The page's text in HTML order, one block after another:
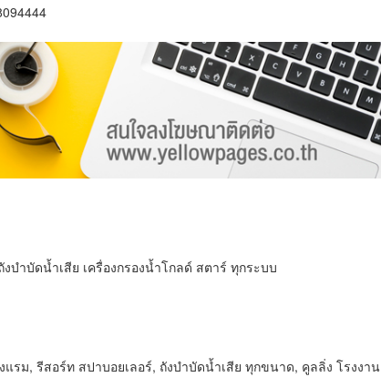
บำบัดน้ำเสีย เครื่องกรองน้ำโกลด์ สตาร์ ทุกระบบ
แรม, รีสอร์ท สปาบอยเลอร์, ถังบำบัดน้ำเสีย ทุกขนาด, คูลลิ่ง โรงงาน